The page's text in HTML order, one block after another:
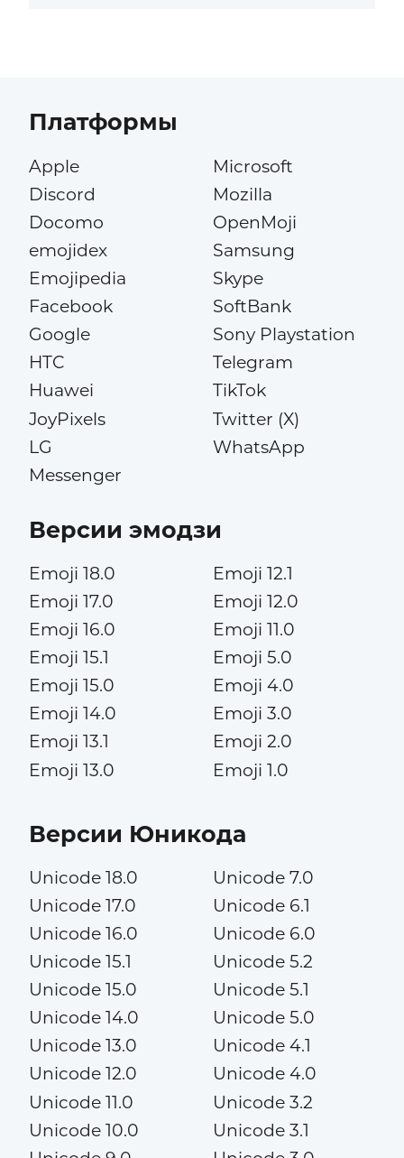
Платформы
Apple
Discord
Docomo
emojidex
Emojipedia
Facebook
Google
HTC
Huawei
JoyPixels
LG
Messenger
Microsoft
Mozilla
OpenMoji
Samsung
Skype
SoftBank
Sony Playstation
Telegram
TikTok
Twitter (X)
WhatsApp
Версии эмодзи
Emoji 18.0
Emoji 17.0
Emoji 16.0
Emoji 15.1
Emoji 15.0
Emoji 14.0
Emoji 13.1
Emoji 13.0
Emoji 12.1
Emoji 12.0
Emoji 11.0
Emoji 5.0
Emoji 4.0
Emoji 3.0
Emoji 2.0
Emoji 1.0
Версии Юникода
Unicode 18.0
Unicode 17.0
Unicode 16.0
Unicode 15.1
Unicode 15.0
Unicode 14.0
Unicode 13.0
Unicode 12.0
Unicode 11.0
Unicode 10.0
Unicode 7.0
Unicode 6.1
Unicode 6.0
Unicode 5.2
Unicode 5.1
Unicode 5.0
Unicode 4.1
Unicode 4.0
Unicode 3.2
Unicode 3.1